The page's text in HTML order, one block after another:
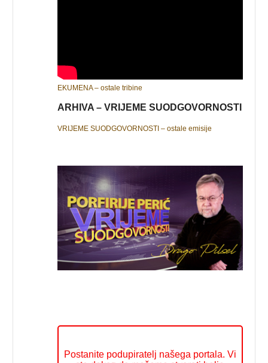
EKUMENA – ostale tribine
ARHIVA – VRIJEME SUODGOVORNOSTI
VRIJEME SUODGOVORNOSTI – ostale emisije
Postanite podupiratelj našega portala. Vi